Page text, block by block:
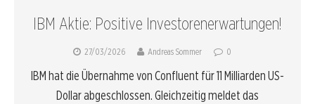
IBM Aktie: Positive Investorenerwartungen!
27/03/2026 Andreas Sommer 0
IBM hat die Übernahme von Confluent für 11 Milliarden US-
Dollar abgeschlossen. Gleichzeitig meldet das